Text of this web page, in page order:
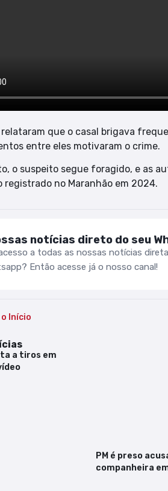
que o casal brigava
entre eles motivaram o crime.
o suspeito segue foragido, e as
no Maranhão em 2024.
notícias direto do seu
a todas as nossas notícias
Então acesse já o nosso canal!
Início
a tiros em
PM é preso
companheira